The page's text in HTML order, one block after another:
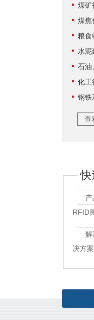
煤矿
煤焦
粮食
水泥建
石油、
化工
钢铁冶
查
快
RFID
解
决方案